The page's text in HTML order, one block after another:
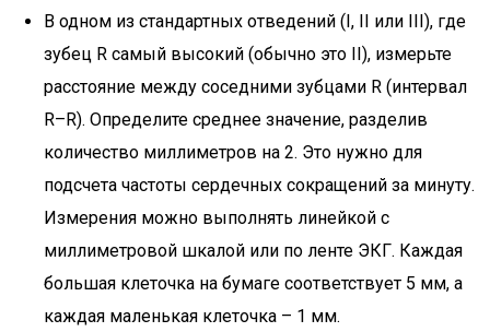
В одном из стандартных отведений (I, II или III), где
зубец R самый высокий (обычно это II), измерьте
расстояние между соседними зубцами R (интервал
R–R). Определите среднее значение, разделив
количество миллиметров на 2. Это нужно для
подсчета частоты сердечных сокращений за минуту.
Измерения можно выполнять линейкой с
миллиметровой шкалой или по ленте ЭКГ. Каждая
большая клеточка на бумаге соответствует 5 мм, а
каждая маленькая клеточка – 1 мм.